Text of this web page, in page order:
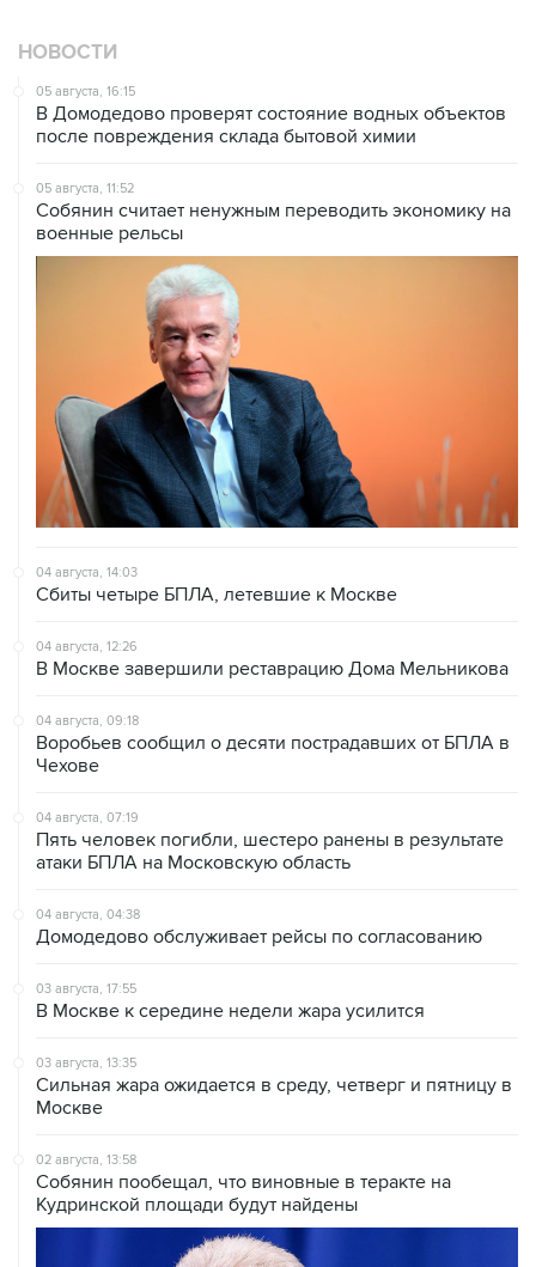
НОВОСТИ
05 августа, 16:15
В Домодедово проверят состояние водных объектов
после повреждения склада бытовой химии
05 августа, 11:52
Собянин считает ненужным переводить экономику на
военные рельсы
04 августа, 14:03
Сбиты четыре БПЛА, летевшие к Москве
04 августа, 12:26
В Москве завершили реставрацию Дома Мельникова
04 августа, 09:18
Воробьев сообщил о десяти пострадавших от БПЛА в
Чехове
04 августа, 07:19
Пять человек погибли, шестеро ранены в результате
атаки БПЛА на Московскую область
04 августа, 04:38
Домодедово обслуживает рейсы по согласованию
03 августа, 17:55
В Москве к середине недели жара усилится
03 августа, 13:35
Сильная жара ожидается в среду, четверг и пятницу в
Москве
02 августа, 13:58
Собянин пообещал, что виновные в теракте на
Кудринской площади будут найдены